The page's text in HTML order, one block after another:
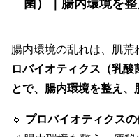
菌）｜腸内環境を
腸内環境の乱れは、肌荒
ロバイオティクス（乳酸
とで、腸内環境を整え、
🔹 プロバイオティクスの